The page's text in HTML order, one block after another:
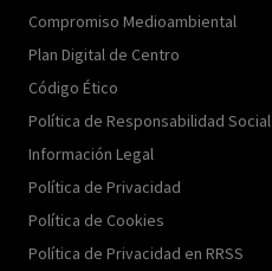
Compromiso Medioambiental
Plan Digital de Centro
Código Ético
Política de Responsabilidad Social
Información Legal
Política de Privacidad
Política de Cookies
Política de Privacidad en RRSS